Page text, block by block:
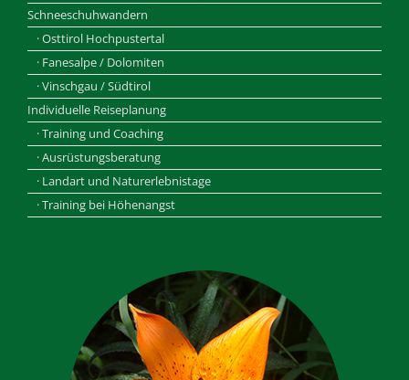
Schneeschuhwandern
· Osttirol Hochpustertal
· Fanesalpe / Dolomiten
· Vinschgau / Südtirol
Individuelle Reiseplanung
· Training und Coaching
· Ausrüstungsberatung
· Landart und Naturerlebnistage
· Training bei Höhenangst